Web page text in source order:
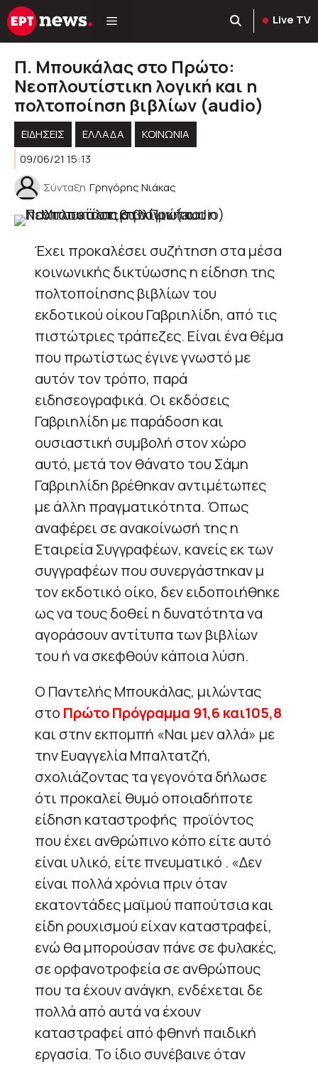
Μετάβαση
σε
Live TV
Π. Μπουκάλας στο Πρώτο:
Νεοπλουτίστικη λογική και η
πολτοποίηση βιβλίων (audio)
ΕΙΔΗΣΕΙΣ ΕΛΛΑΔΑ
ΚΟΙΝΩΝΊΑ
09/06/21 15:13
Σύνταξη Γρηγόρης Νιάκας
Έχει προκαλέσει συζήτηση στα μέσα
κοινωνικής δικτύωσης η είδηση της
πολτοποίησης βιβλίων του
εκδοτικού οίκου Γαβριηλίδη, από τις
πιστώτριες τράπεζες. Είναι ένα θέμα
που πρωτίστως έγινε γνωστό με
αυτόν τον τρόπο, παρά
ειδησεογραφικά. Οι εκδόσεις
Γαβριηλίδη με παράδοση και
ουσιαστική συμβολή στον χώρο
αυτό, μετά τον θάνατο του Σάμη
Γαβριηλίδη βρέθηκαν αντιμέτωπες
με άλλη πραγματικότητα. Όπως
αναφέρει σε ανακοίνωσή της η
Εταιρεία Συγγραφέων, κανείς εκ των
συγγραφέων που συνεργάστηκαν μ
τον εκδοτικό οίκο, δεν ειδοποιήθηκε
ως να τους δοθεί η δυνατότητα να
αγοράσουν αντίτυπα των βιβλίων
του ή να σκεφθούν κάποια λύση.
Ο Παντελής Μπουκάλας, μιλώντας
στο Πρώτο Πρόγραμμα 91,6 και105,8
και στην εκπομπή «Ναι μεν αλλά» με
την Ευαγγελία Μπαλτατζή,
σχολιάζοντας τα γεγονότα δήλωσε
ότι προκαλεί θυμό οποιαδήποτε
είδηση καταστροφής προϊόντος
που έχει ανθρώπινο κόπο είτε αυτό
είναι υλικό, είτε πνευματικό . «Δεν
είναι πολλά χρόνια πριν όταν
εκατοντάδες μαϊμού παπούτσια και
είδη ρουχισμού είχαν καταστραφεί,
ενώ θα μπορούσαν πάνε σε φυλακές,
σε ορφανοτροφεία σε ανθρώπους
που τα έχουν ανάγκη, ενδέχεται δε
πολλά από αυτά να έχουν
καταστραφεί από φθηνή παιδική
εργασία. Το ίδιο συνέβαινε όταν